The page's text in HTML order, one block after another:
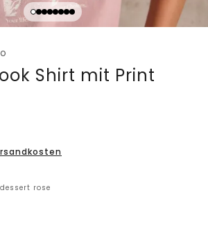
Shirt mit Print
dessert rose